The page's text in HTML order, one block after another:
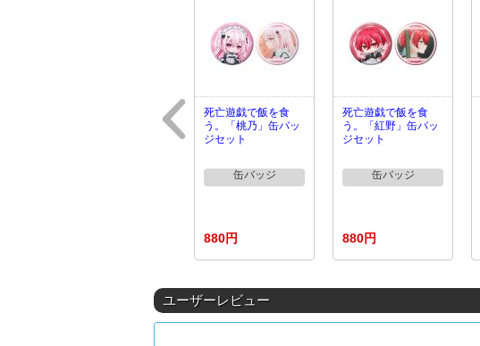
死亡遊戯で飯を食
う。「桃乃」缶バッ
ジセット
缶バッジ
880円
死亡遊戯で飯を食
う。「紅野」缶バッ
ジセット
缶バッジ
880円
ユーザーレビュー